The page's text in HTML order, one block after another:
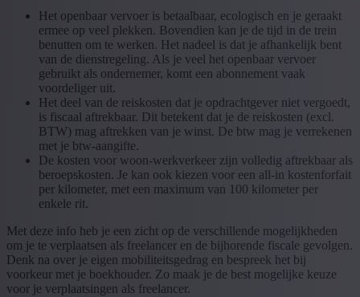
Het openbaar vervoer is betaalbaar, ecologisch en je geraakt
ermee op veel plekken. Bovendien kan je de tijd in de trein
benutten om te werken. Het nadeel is dat je afhankelijk bent
van de dienstregeling. Als je veel het openbaar vervoer
gebruikt als ondernemer, komt een abonnement vaak
voordeliger uit.
Het deel van de reiskosten dat je opdrachtgever niet vergoedt,
is fiscaal aftrekbaar. Dit betekent dat je de reiskosten (excl.
BTW) mag aftrekken van je winst. De btw mag je verrekenen
met je btw-aangifte.
De kosten voor woon-werkverkeer zijn volledig aftrekbaar als
beroepskosten. Je kan ook kiezen voor een all-in kostenforfait
per kilometer, met een maximum van 100 kilometer per
enkele rit.
Met deze info heb je een zicht op de verschillende mogelijkheden
om je te verplaatsen als freelancer en de bijhorende fiscale gevolgen.
Denk na over je eigen mobiliteitsgedrag en bespreek het bij
voorkeur met je boekhouder. Zo maak je de best mogelijke keuze
voor je verplaatsingen als freelancer.